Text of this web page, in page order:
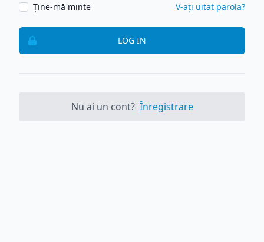
Ține-mă minte V-ați uitat parola?
LOG IN
Nu ai un cont? Înregistrare